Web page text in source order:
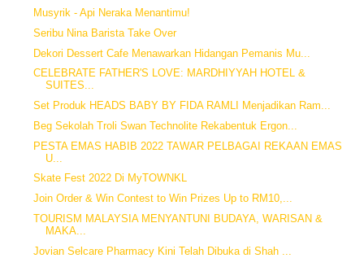
Musyrik - Api Neraka Menantimu!
Seribu Nina Barista Take Over
Dekori Dessert Cafe Menawarkan Hidangan Pemanis Mu...
CELEBRATE FATHER'S LOVE: MARDHIYYAH HOTEL &
SUITES...
Set Produk HEADS BABY BY FIDA RAMLI Menjadikan Ram...
Beg Sekolah Troli Swan Technolite Rekabentuk Ergon...
PESTA EMAS HABIB 2022 TAWAR PELBAGAI REKAAN EMAS
U...
Skate Fest 2022 Di MyTOWNKL
Join Order & Win Contest to Win Prizes Up to RM10,...
TOURISM MALAYSIA MENYANTUNI BUDAYA, WARISAN &
MAKA...
Jovian Selcare Pharmacy Kini Telah Dibuka di Shah ...